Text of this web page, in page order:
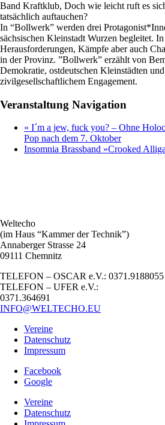
Band Kraftklub, Doch wie leicht ruft es
tatsächlich auftauchen?
In “Bollwerk” werden drei
sächsischen Kleinstadt Wurzen begleitet.
Herausforderungen, Kämpfe aber auch
in der Provinz. ”Bollwerk” erzählt von
Demokratie, ostdeutschen Kleinstädten
zivilgesellschaftlichem Engagement.
Veranstaltung Navigation
« I´m a jew, fuck you? – Ohne
Pop nach dem 7. Oktober
Insomnia Brassband »Crooked
Weltecho
(im Haus “Kammer der Technik”)
Annaberger Strasse 24
09111 Chemnitz
TELEFON – OSCAR e.V.: 0371.9188055
TELEFON – UFER e.V.:
0371.364691
INFO@WELTECHO.EU
Vereine
Datenschutz
Impressum
Facebook
Google
Vereine
Datenschutz